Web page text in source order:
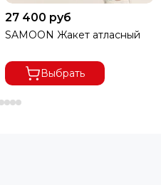
27 400 руб
SAMOON Жакет атласный
Выбрать